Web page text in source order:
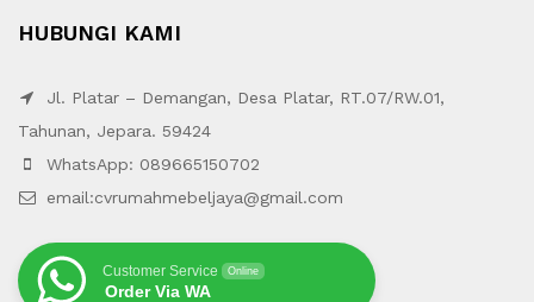
HUBUNGI KAMI
Jl. Platar – Demangan, Desa Platar, RT.07/RW.01,
Tahunan, Jepara. 59424
WhatsApp: 089665150702
email:cvrumahmebeljaya@gmail.com
Customer Service Online
Order Via WA